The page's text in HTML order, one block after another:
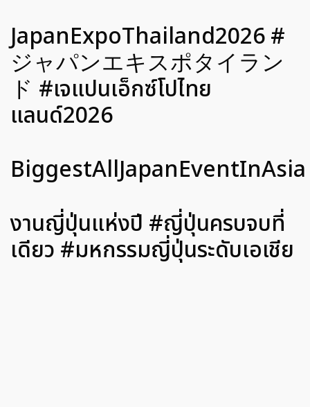
JapanExpoThailand2026 #
ジャパンエキスポタイラン
ド #เจแปนเอ็กซ์โปไทย
แลนด์2026
BiggestAllJapanEventInAsia
งานญี่ปุ่นแห่งปี #ญี่ปุ่นครบจบที่
เดียว #มหกรรมญี่ปุ่นระดับเอเชีย